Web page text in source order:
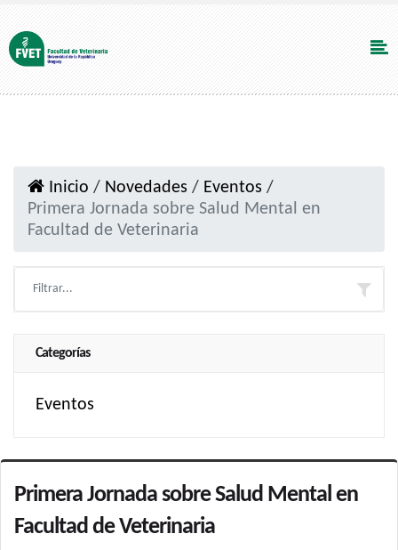
Inicio / Novedades / Eventos /
Primera Jornada sobre Salud Mental en
Facultad de Veterinaria
Categorías
Eventos
Primera Jornada sobre Salud Mental en
Facultad de Veterinaria